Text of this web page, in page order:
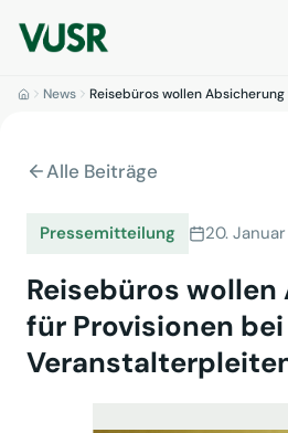
News Reisebüros wollen
Alle Beiträge
Pressemitteilung 20.
Reisebüros
für Provisionen bei